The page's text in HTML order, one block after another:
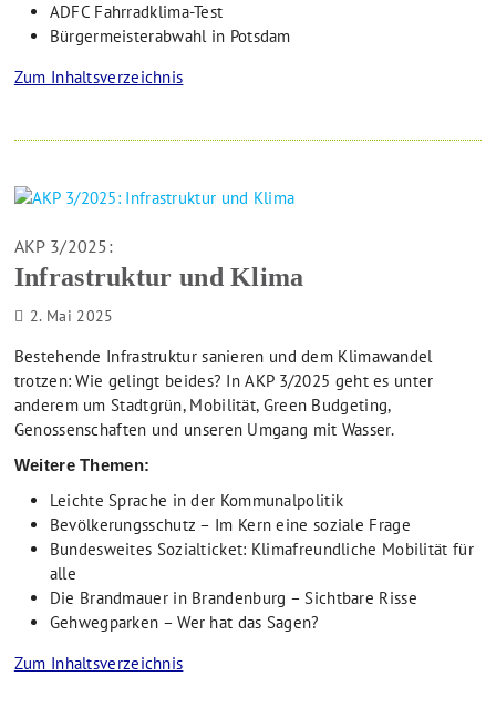
ADFC Fahrradklima-Test
Bürgermeisterabwahl in Potsdam
Zum Inhaltsverzeichnis
AKP 3/2025:
Infrastruktur und Klima
2. Mai 2025
Bestehende Infrastruktur sanieren und dem Klimawandel
trotzen: Wie gelingt beides? In AKP 3/2025 geht es unter
anderem um Stadtgrün, Mobilität, Green Budgeting,
Genossenschaften und unseren Umgang mit Wasser.
Weitere Themen:
Leichte Sprache in der Kommunalpolitik
Bevölkerungsschutz – Im Kern eine soziale Frage
Bundesweites Sozialticket: Klimafreundliche Mobilität für
alle
Die Brandmauer in Brandenburg – Sichtbare Risse
Gehwegparken – Wer hat das Sagen?
Zum Inhaltsverzeichnis